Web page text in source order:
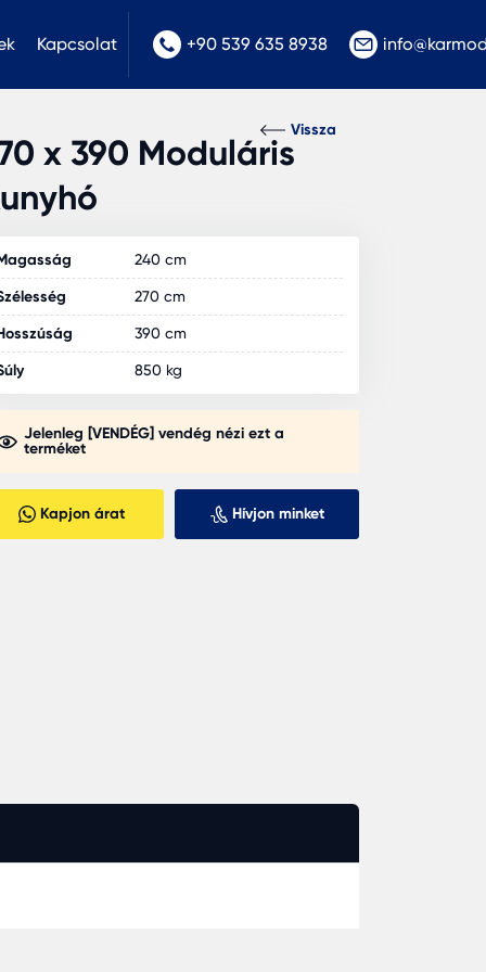
Kapcsolat +90 539 635 8938
Vissza
x 390 Moduláris
240 cm
270 cm
390 cm
850 kg
Jelenleg [VENDÉG] vendég nézi ezt a
terméket
Kapjon árat Hívjon minket